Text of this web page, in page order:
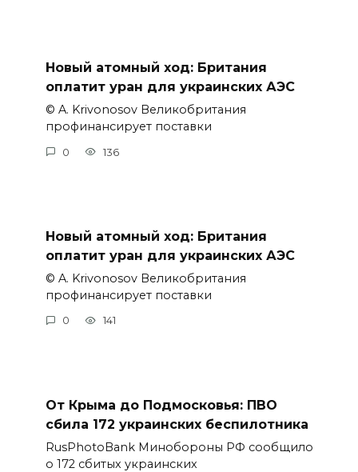
Новый атомный ход: Британия
оплатит уран для украинских АЭС
© A. Krivonosov Великобритания
профинансирует поставки
0 136
Новый атомный ход: Британия
оплатит уран для украинских АЭС
© A. Krivonosov Великобритания
профинансирует поставки
0 141
От Крыма до Подмосковья: ПВО
сбила 172 украинских беспилотника
RusPhotoBank Минобороны РФ сообщило
о 172 сбитых украинских